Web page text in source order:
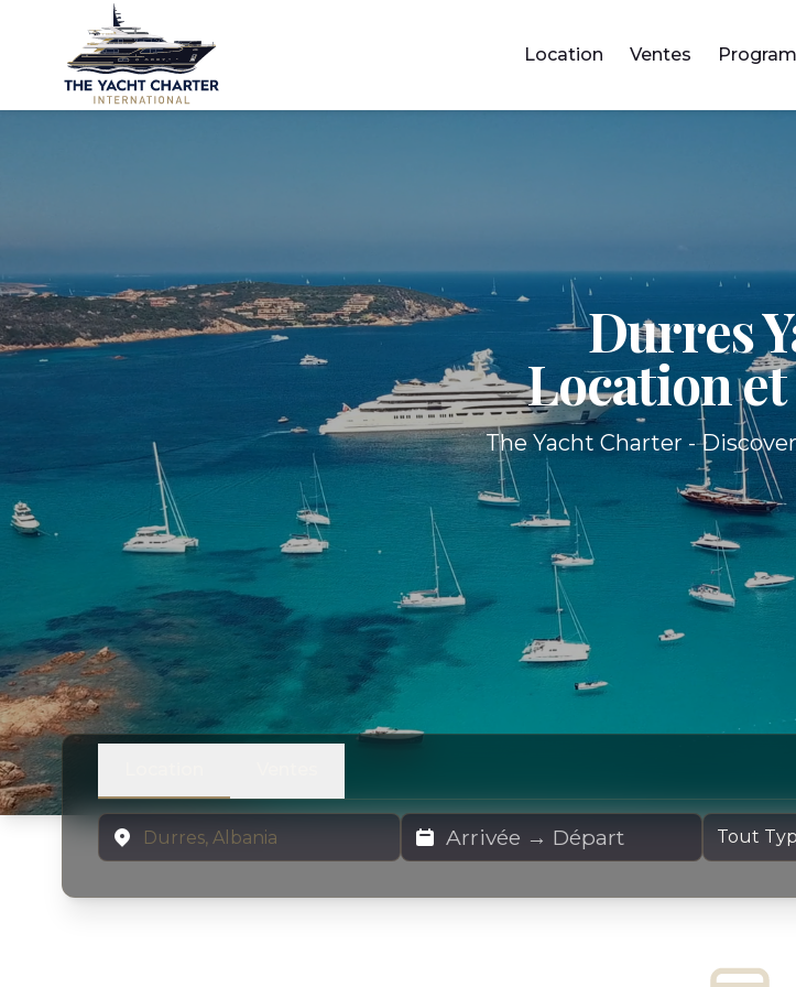
Location Ventes
Durres
Location et
The Yacht Charter -
Emplacement Dates de location Type de